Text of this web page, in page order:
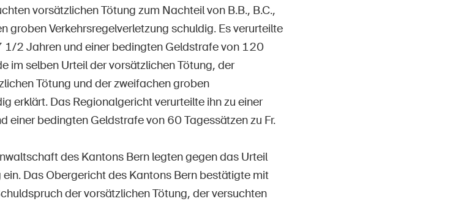
vorsätzlichen Tötung zum Nachteil von B.B., B.C.,
groben Verkehrsregelverletzung schuldig. Es verurteilte
1/2 Jahren und einer bedingten Geldstrafe von 120
im selben Urteil der vorsätzlichen Tötung, der
Tötung und der zweifachen groben
erklärt. Das Regionalgericht verurteilte ihn zu einer
einer bedingten Geldstrafe von 60 Tagessätzen zu Fr.
des Kantons Bern legten gegen das Urteil
Das Obergericht des Kantons Bern bestätigte mit
der vorsätzlichen Tötung, der versuchten